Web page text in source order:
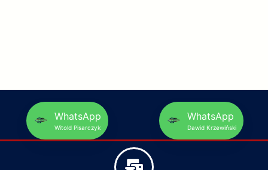
WhatsApp
Witold Pisarczyk
WhatsApp
Dawid Krzewiński